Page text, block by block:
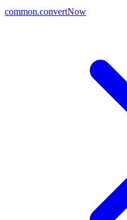
common.convertNow